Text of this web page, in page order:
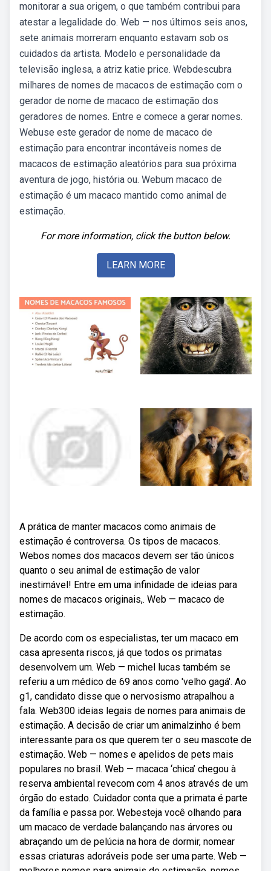
monitorar a sua origem, o que também contribui para
atestar a legalidade do. Web — nos últimos seis anos,
sete animais morreram enquanto estavam sob os
cuidados da artista. Modelo e personalidade da
televisão inglesa, a atriz katie price. Webdescubra
milhares de nomes de macacos de estimação com o
gerador de nome de macaco de estimação dos
geradores de nomes. Entre e comece a gerar nomes.
Webuse este gerador de nome de macaco de
estimação para encontrar incontáveis nomes de
macacos de estimação aleatórios para sua próxima
aventura de jogo, história ou. Webum macaco de
estimação é um macaco mantido como animal de
estimação.
For more information, click the button below.
LEARN MORE
A prática de manter macacos como animais de
estimação é controversa. Os tipos de macacos.
Webos nomes dos macacos devem ser tão únicos
quanto o seu animal de estimação de valor
inestimável! Entre em uma infinidade de ideias para
nomes de macacos originais,. Web — macaco de
estimação.
De acordo com os especialistas, ter um macaco em
casa apresenta riscos, já que todos os primatas
desenvolvem um. Web — michel lucas também se
referiu a um médico de 69 anos como 'velho gagá'. Ao
g1, candidato disse que o nervosismo atrapalhou a
fala. Web300 ideias legais de nomes para animais de
estimação. A decisão de criar um animalzinho é bem
interessante para os que querem ter o seu mascote de
estimação. Web — nomes e apelidos de pets mais
populares no brasil. Web — macaca ‘chica’ chegou à
reserva ambiental revecom com 4 anos através de um
órgão do estado. Cuidador conta que a primata é parte
da família e passa por. Webesteja você olhando para
um macaco de verdade balançando nas árvores ou
abraçando um de pelúcia na hora de dormir, nomear
essas criaturas adoráveis pode ser uma parte. Web —